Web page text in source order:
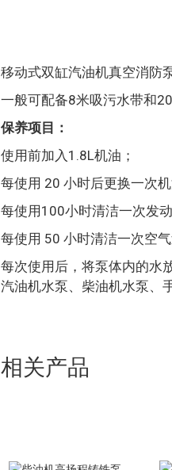
移动式双缸汽油机真空消防
一般可配备8米吸污水带和
保养项目：
使用前加入1.8L机油；
每使用 20 小时后更换一次
每使用100小时清洁一次发
每使用 50 小时清洁一次空
每次使用后，将泵体内的水
汽油机水泵、柴油机水泵、
相关产品